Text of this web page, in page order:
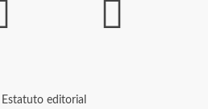
Estatuto editorial